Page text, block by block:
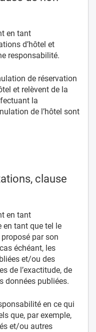
en tant
d’hôtel et
responsabilité.
de réservation
et relèvent de la
la
de l’hôtel sont
clause
en tant
en tant que tel le
par son
échéant, les
et/ou des
de l’exactitude, de
données publiées.
en ce qui
que, par exemple,
et/ou autres